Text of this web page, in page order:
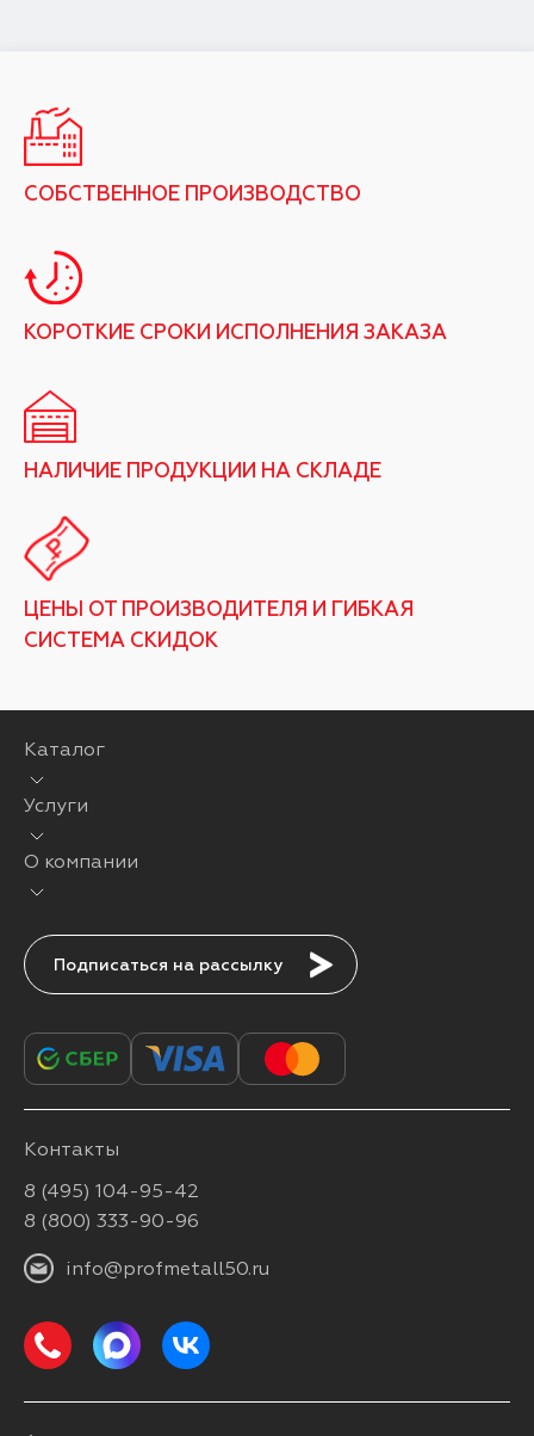
СОБСТВЕННОЕ ПРОИЗВОДСТВО
КОРОТКИЕ СРОКИ ИСПОЛНЕНИЯ ЗАКАЗА
НАЛИЧИЕ ПРОДУКЦИИ НА СКЛАДЕ
ЦЕНЫ ОТ ПРОИЗВОДИТЕЛЯ И ГИБКАЯ
СИСТЕМА СКИДОК
Каталог
Услуги
О компании
Подписаться
Контакты
8 (495) 104-95-42
8 (800) 333-90-96
info@profmetall50.ru